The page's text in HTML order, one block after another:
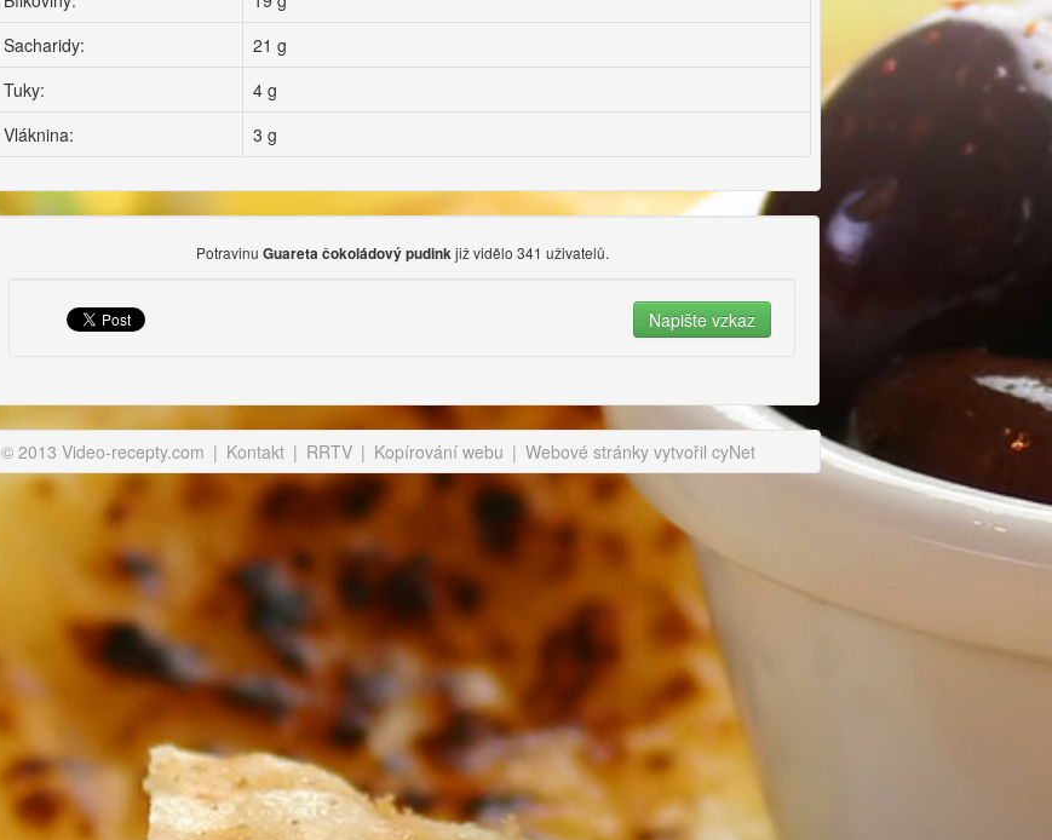
Sacharidy:
21 g
Tuky:
4 g
Vláknina:
3 g
Potravinu Guareta čokoládový pudink již vidělo 341 uživatelů.
© 2013 Video-recepty.com | Kontakt | RRTV | Kopírování webu | Webové stránky vytvořil cyNet